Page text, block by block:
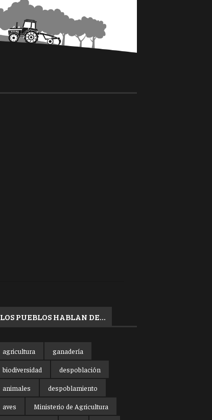
LOS PUEBLOS HABLAN DE…
agricultura
ganadería
biodiversidad
despoblación
animales
despoblamiento
aves
Ministerio de Agricultura